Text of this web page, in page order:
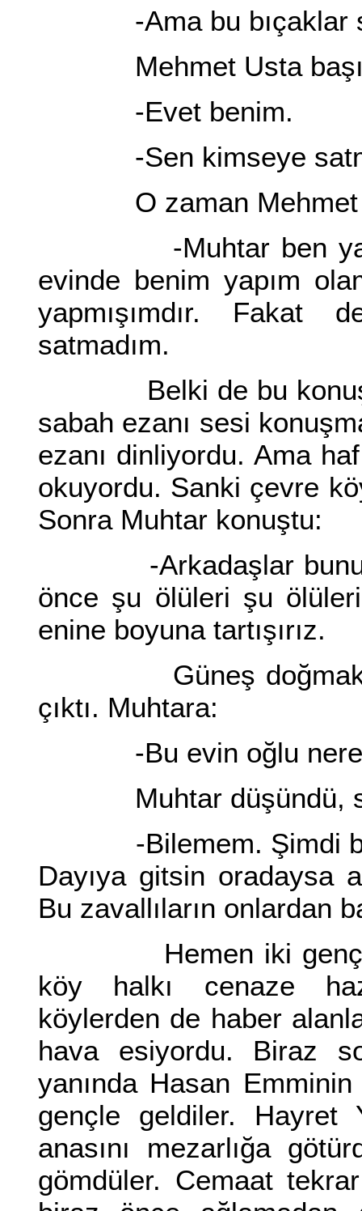
-Ama bu bıçaklar
Mehmet Usta
-Evet benim.
-Sen kimseye
O zaman Mehmet
-Muhtar ben
evinde benim yapım
yapmışımdır. Fakat
satmadım.
Belki de bu
sabah ezanı sesi
ezanı dinliyordu. Ama
okuyordu. Sanki çevre
Sonra Muhtar konuştu:
-Arkadaşlar bunu
önce şu ölüleri şu
enine boyuna tartışırız.
Güneş doğmak
çıktı. Muhtara:
-Bu evin oğlu
Muhtar düşündü,
-Bilemem. Şimdi bir
Dayıya gitsin oradaysa
Bu zavallıların onlardan
Hemen iki genç
köy halkı cenaze
köylerden de haber
hava esiyordu. Biraz
yanında Hasan
gençle geldiler. Hayret
anasını mezarlığa
gömdüler. Cemaat